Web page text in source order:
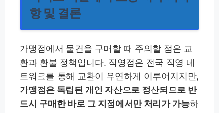
항 및 결론
가맹점에서 물건을 구매할 때 주의할 점은 교
환과 환불 정책입니다. 직영점은 전국 직영 네
트워크를 통해 교환이 유연하게 이루어지지만,
가맹점은 독립된 개인 자산으로 정산되므로 반
드시 구매한 바로 그 지점에서만 처리가 가능하